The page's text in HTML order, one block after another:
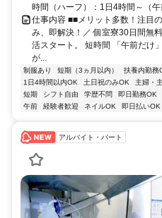
時間（ハーフ）：1日4時間～（午
仕事内容 ■■メリット多数！注目
み、即解決！／ 個室寮30日間無
活スタート。 短時間 「午前だけ
が...
制服あり 短期（3ヵ月以内） 扶養内勤務
1日4時間以内OK
土日祝のみOK 主婦・
短期
シフト自由 学歴不問 即日勤務OK
午前
経験者歓迎 ネイルOK 即日払いOK
アルバイト・パート